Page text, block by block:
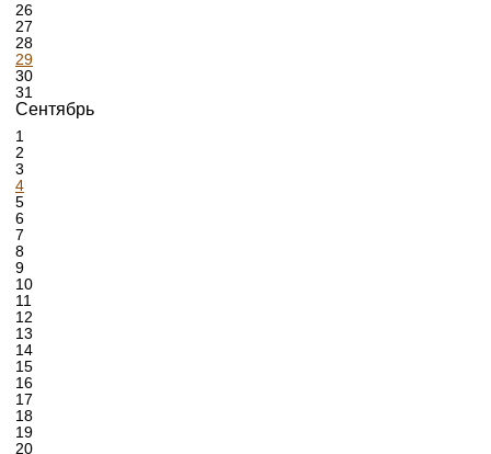
26
27
28
29
30
31
Сентябрь
1
2
3
4
5
6
7
8
9
10
11
12
13
14
15
16
17
18
19
20